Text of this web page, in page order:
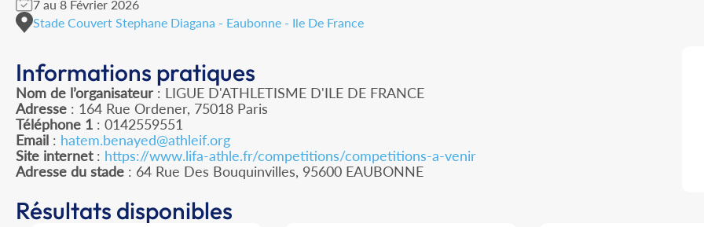
7 au 8 Février 2026
Stade Couvert Stephane Diagana - Eaubonne - Ile De France
Informations pratiques
Nom de l’organisateur : LIGUE D'ATHLETISME D'ILE DE FRANCE
Adresse : 164 Rue Ordener, 75018 Paris
Téléphone 1 : 0142559551
Email : hatem.benayed@athleif.org
Site internet: https://www.lifa-athle.fr/competitions/competitions-a-venir
Adresse du stade : 64 Rue Des Bouquinvilles, 95600 EAUBONNE
Résultats disponibles